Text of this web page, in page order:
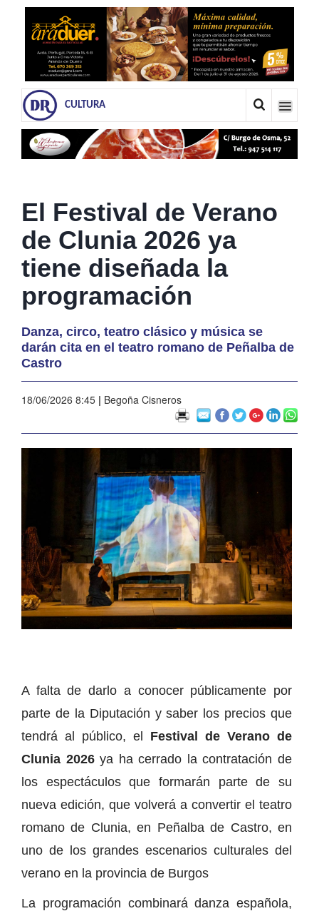
CULTURA
El Festival de Verano
de Clunia 2026 ya
tiene diseñada la
programación
Danza, circo, teatro clásico y música se
darán cita en el teatro romano de Peñalba de
Castro
18/06/2026 8:45 | Begoña Cisneros
A falta de darlo a conocer públicamente por
parte de la Diputación y saber los precios que
tendrá al público, el Festival de Verano de
Clunia 2026ya ha cerrado la contratación de
los espectáculos que formarán parte de su
nueva edición, que volverá a convertir el teatro
romano de Clunia, en Peñalba de Castro, en
uno de los grandes escenarios culturales del
verano en la provincia de Burgos
La programación combinará danza española,